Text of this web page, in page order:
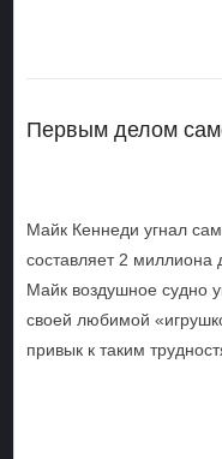
Первым делом
Майк Кеннеди угнал
составляет 2 миллиона
Майк воздушное судно
своей любимой
привык к таким